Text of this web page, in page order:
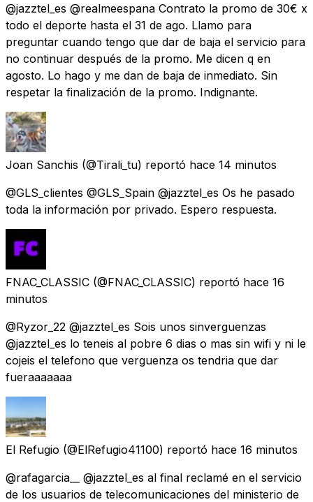
@jazztel_es @realmeespana Contrato la promo de 30€ x
todo el deporte hasta el 31 de ago. Llamo para
preguntar cuando tengo que dar de baja el servicio para
no continuar después de la promo. Me dicen q en
agosto. Lo hago y me dan de baja de inmediato. Sin
respetar la finalización de la promo. Indignante.
Joan Sanchis (@Tirali_tu) reportó hace 14 minutos
@GLS_clientes @GLS_Spain @jazztel_es Os he pasado
toda la información por privado. Espero respuesta.
FNAC_CLASSIC (@FNAC_CLASSIC) reportó hace 16
minutos
@Ryzor_22 @jazztel_es Sois unos sinverguenzas
@jazztel_es lo teneis al pobre 6 dias o mas sin wifi y ni le
cojeis el telefono que verguenza os tendria que dar
fueraaaaaaa
El Refugio (@ElRefugio41100) reportó hace 16 minutos
@rafagarcia__ @jazztel_es al final reclamé en el servicio
de los usuarios de telecomunicaciones del ministerio de